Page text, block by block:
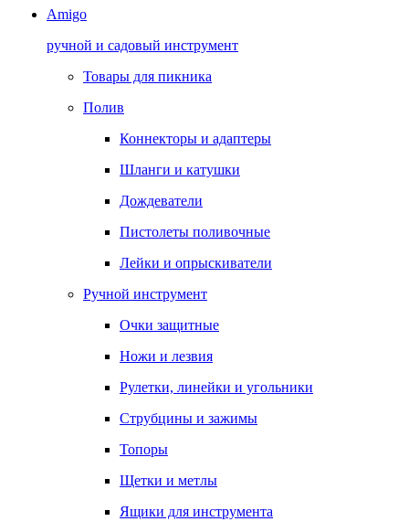
Amigo
ручной и садовый инструмент
Товары для пикника
Полив
Коннекторы и адаптеры
Шланги и катушки
Дождеватели
Пистолеты поливочные
Лейки и опрыскиватели
Ручной инструмент
Очки защитные
Ножи и лезвия
Рулетки, линейки и угольники
Струбцины и зажимы
Топоры
Щетки и метлы
Ящики для инструмента